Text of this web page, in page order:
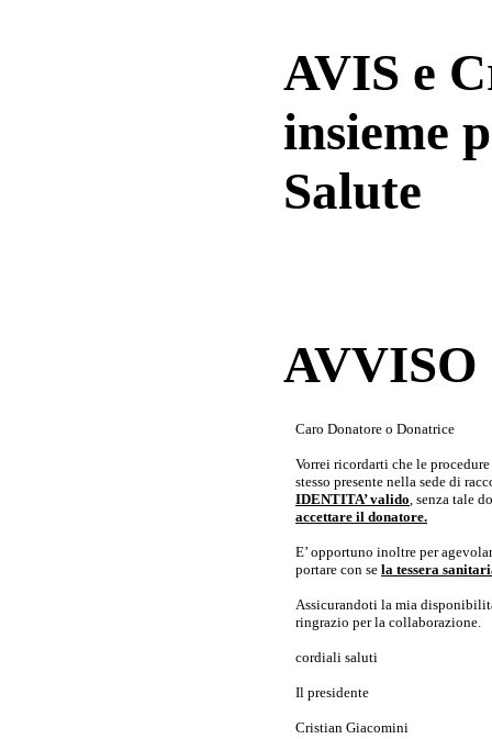
AVIS e
insieme
Salute
Caro Donatore o Donatrice
Vorrei ricordarti che le
stesso presente nella sede di
IDENTITA’ valido, senza tale
accettare il donatore.
E’ opportuno inoltre per
portare con se la tessera
Assicurandoti la mia
ringrazio per la collaborazione.
cordiali saluti
Il presidente
Cristian Giacomini